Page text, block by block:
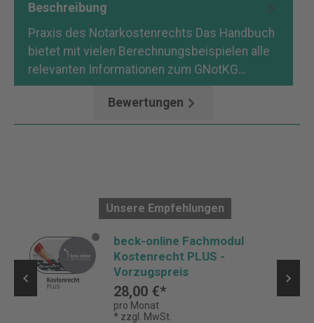
Beschreibung
Praxis des Notarkostenrechts Das Handbuch
bietet mit vielen Berechnungsbeispielen alle
relevanten Informationen zum GNotKG…
Bewertungen
Unsere Empfehlungen
beck-online Fachmodul
Kostenrecht PLUS -
Vorzugspreis
28,00 €*
pro Monat
* zzgl. MwSt.